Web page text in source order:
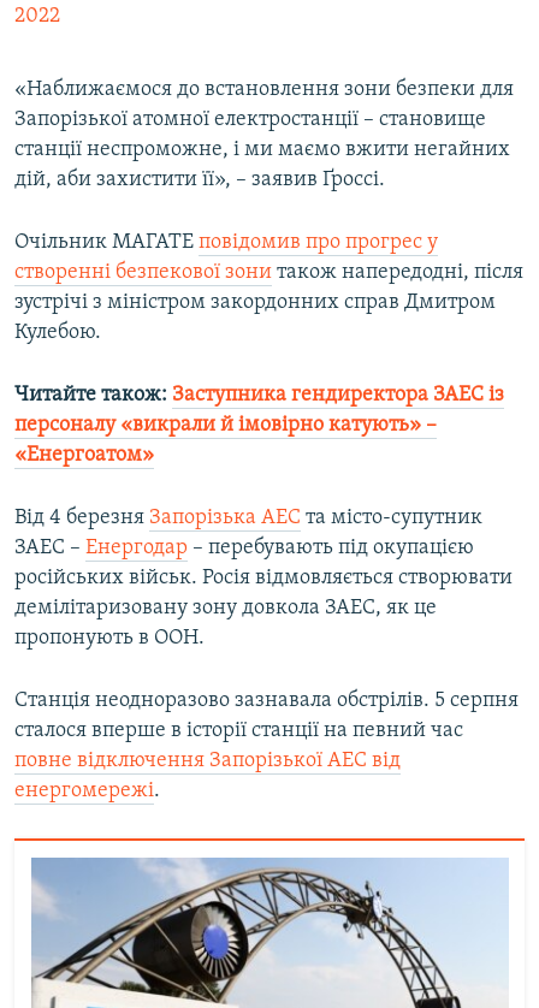
2022
«Наближаємося до встановлення зони безпеки для
Запорізької атомної електростанції – становище
станції неспроможне, і ми маємо вжити негайних
дій, аби захистити її», – заявив Ґроссі.
Очільник МАГАТЕ повідомив про прогрес у
створенні безпекової зони також напередодні, після
зустрічі з міністром закордонних справ Дмитром
Кулебою.
Читайте також: Заступника гендиректора ЗАЕС із
персоналу «викрали й імовірно катують» –
«Енергоатом»
Від 4 березня Запорізька АЕС та місто-супутник
ЗАЕС – Енергодар – перебувають під окупацією
російських військ. Росія відмовляється створювати
демілітаризовану зону довкола ЗАЕС, як це
пропонують в ООН.
Станція неодноразово зазнавала обстрілів. 5 серпня
сталося вперше в історії станції на певний час
повне відключення Запорізької АЕС від
енергомережі.